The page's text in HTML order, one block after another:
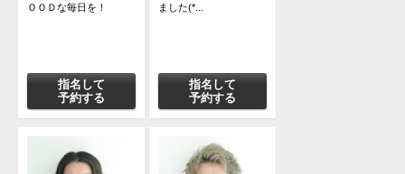
ＯＯＤな毎日を！
指名して
予約する
ました(*...
指名して
予約する